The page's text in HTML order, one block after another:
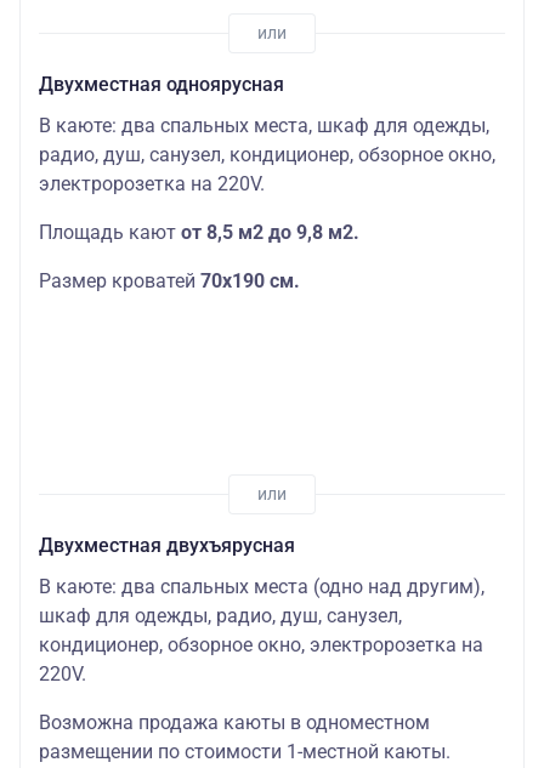
Двухместная одноярусная
В каюте: два спальных места, шкаф для одежды,
радио, душ, санузел, кондиционер, обзорное окно,
электророзетка на 220V.
Площадь кают от 8,5 м2 до 9,8 м2.
Размер кроватей 70х190 см.
Двухместная двухъярусная
В каюте: два спальных места (одно над другим),
шкаф для одежды, радио, душ, санузел,
кондиционер, обзорное окно, электророзетка на
220V.
Возможна продажа каюты в одноместном
размещении по стоимости 1-местной каюты.